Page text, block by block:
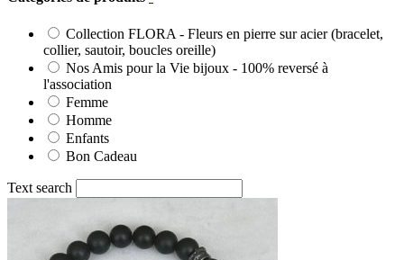
Collection FLORA - Fleurs en pierre sur acier (bracelet,
collier, sautoir, boucles oreille)
Nos Amis pour la Vie bijoux - 100% reversé à
l'association
Femme
Homme
Enfants
Bon Cadeau
Text search